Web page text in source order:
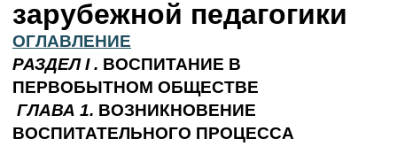
зарубежной педагогики
ОГЛАВЛЕНИЕ
РАЗДЕЛI . ВОСПИТАНИЕ В
ПЕРВОБЫТНОМ ОБЩЕСТВЕ
ГЛАВА 1. ВОЗНИКНОВЕНИЕ
ВОСПИТАТЕЛЬНОГО ПРОЦЕССА